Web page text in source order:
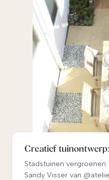
Creatief
Stadstuinen
Sandy Visser van